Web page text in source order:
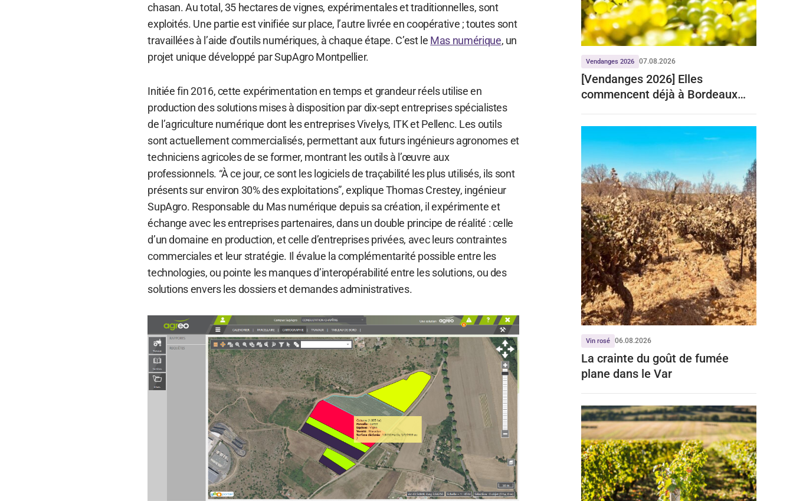
chasan. Au total, 35 hectares de vignes, expérimentales et traditionnelles, sont
exploités. Une partie est vinifiée sur place, l’autre livrée en coopérative ; toutes sont
travaillées à l’aide d’outils numériques, à chaque étape. C’est le Mas numérique, un
projet unique développé par SupAgro Montpellier.
Initiée fin 2016, cette expérimentation en temps et grandeur réels utilise en
production des solutions mises à disposition par dix-sept entreprises spécialistes
de l’agriculture numérique dont les entreprises Vivelys, ITK et Pellenc. Les outils
sont actuellement commercialisés, permettant aux futurs ingénieurs agronomes et
techniciens agricoles de se former, montrant les outils à l’œuvre aux
professionnels. “À ce jour, ce sont les logiciels de traçabilité les plus utilisés, ils sont
présents sur environ 30% des exploitations”, explique Thomas Crestey, ingénieur
SupAgro. Responsable du Mas numérique depuis sa création, il expérimente et
échange avec les entreprises partenaires, dans un double principe de réalité : celle
d’un domaine en production, et celle d’entreprises privées, avec leurs contraintes
commerciales et leur stratégie. Il évalue la complémentarité possible entre les
technologies, ou pointe les manques d’interopérabilité entre les solutions, ou des
solutions envers les dossiers et demandes administratives.
Vendanges 2026 07.08.2026
[Vendanges 2026] Elles
commencent déjà à Bordeaux
Vin rosé 06.08.2026
La crainte du goût de fumée
plane dans le Var